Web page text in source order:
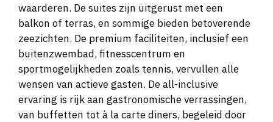
waarderen. De suites zijn uitgerust met een
balkon of terras, en sommige bieden betoverende
zeezichten. De premium faciliteiten, inclusief een
buitenzwembad, fitnesscentrum en
sportmogelijkheden zoals tennis, vervullen alle
wensen van actieve gasten. De all-inclusive
ervaring is rijk aan gastronomische verrassingen,
van buffetten tot à la carte diners, begeleid door